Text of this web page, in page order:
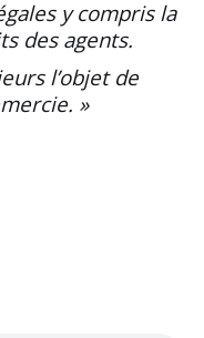
y compris la
des agents.
l’objet de
»